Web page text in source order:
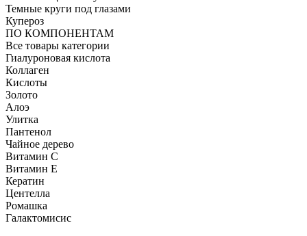
Темные круги под глазами
Купероз
ПО КОМПОНЕНТАМ
Все товары категории
Гиалуроновая кислота
Коллаген
Кислоты
Золото
Алоэ
Улитка
Пантенол
Чайное дерево
Витамин C
Витамин Е
Кератин
Центелла
Ромашка
Галактомисис